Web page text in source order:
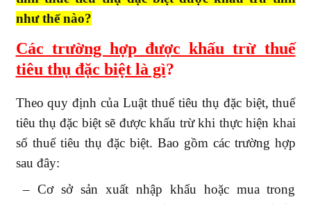
như thế nào?
Các trường hợp được khấu trừ thuế
tiêu thụ đặc biệt là gì?
Theo quy định của Luật thuế tiêu thụ đặc biệt, thuế
tiêu thụ đặc biệt sẽ được khấu trừ khi thực hiện khai
số thuế tiêu thụ đặc biệt. Bao gồm các trường hợp
sau đây:
– Cơ sở sản xuất nhập khẩu hoặc mua trong